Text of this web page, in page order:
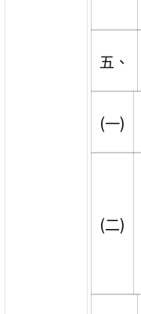
五、
(一)
(二)